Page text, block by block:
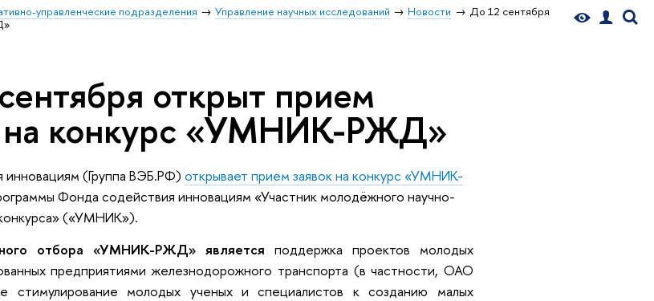
управленческие подразделения Управление научных исследований Новости
До 12 сентября
открыт прием
на конкурс «УМНИК-РЖД»
инновациям (Группа ВЭБ.РФ)открывает прием заявок на конкурс «УМНИК-
Фонда содействия инновациям «Участник молодёжного научно-
(«УМНИК»).
отбора «УМНИК-РЖД» является поддержка проектов молодых
предприятиями железнодорожного транспорта (в частности, ОАО
молодых ученых и специалистов к созданию малых